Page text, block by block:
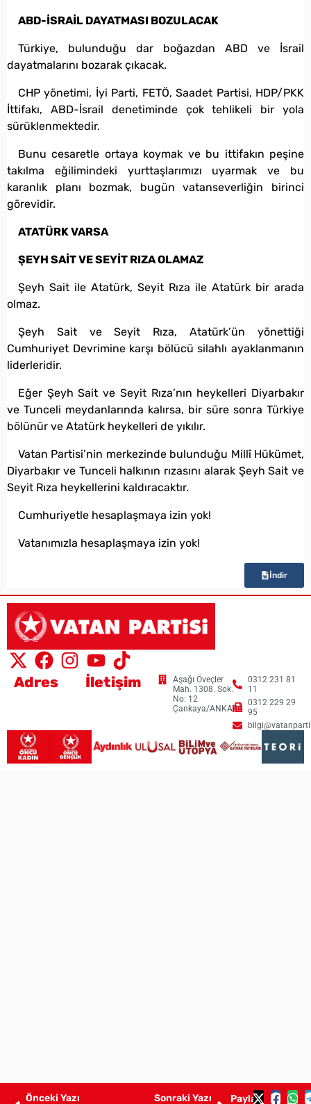
ABD-İSRAİL DAYATMASI BOZULACAK
Türkiye, bulunduğu dar boğazdan ABD ve İsrail
dayatmalarını bozarak çıkacak.
CHP yönetimi, İyi Parti, FETÖ, Saadet Partisi, HDP/PKK
İttifakı, ABD-İsrail denetiminde çok tehlikeli bir yola
sürüklenmektedir.
Bunu cesaretle ortaya koymak ve bu ittifakın peşine
takılma eğilimindeki yurttaşlarımızı uyarmak ve bu
karanlık planı bozmak, bugün vatanseverliğin birinci
görevidir.
ATATÜRK VARSA
ŞEYH SAİT VE SEYİT RIZA OLAMAZ
Şeyh Sait ile Atatürk, Seyit Rıza ile Atatürk bir arada
olmaz.
Şeyh Sait ve Seyit Rıza, Atatürk’ün yönettiği
Cumhuriyet Devrimine karşı bölücü silahlı ayaklanmanın
liderleridir.
Eğer Şeyh Sait ve Seyit Rıza’nın heykelleri Diyarbakır
ve Tunceli meydanlarında kalırsa, bir süre sonra Türkiye
bölünür ve Atatürk heykelleri de yıkılır.
Vatan Partisi’nin merkezinde bulunduğu Millî Hükümet,
Diyarbakır ve Tunceli halkının rızasını alarak Şeyh Sait ve
Seyit Rıza heykellerini kaldıracaktır.
Cumhuriyetle hesaplaşmaya izin yok!
Vatanımızla hesaplaşmaya izin yok!
İndir
Önceki Yazı Sonraki Yazı Paylaş:
Adres
Aşağı Öveçler
Mah. 1308. Sok.
No: 12
Çankaya/ANKARA
İletişim
0312 231 81
11
0312 229 29
95